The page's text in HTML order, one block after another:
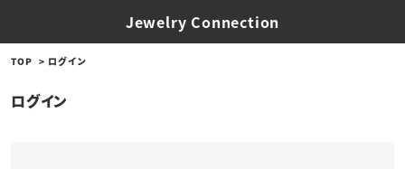
Jewelry Connection
TOP ログイン
ログイン